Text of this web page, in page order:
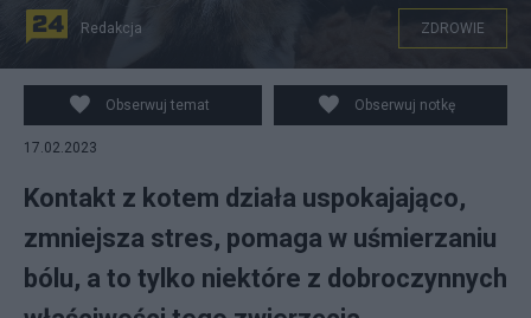
Koty pomagają w wielu przypadkach. Fot. Pixabay
Redakcja ZDROWIE
Obserwuj temat Obserwuj notkę
17.02.2023
Kontakt z kotem działa uspokajająco,
zmniejsza stres, pomaga w uśmierzaniu
bólu, a to tylko niektóre z dobroczynnych